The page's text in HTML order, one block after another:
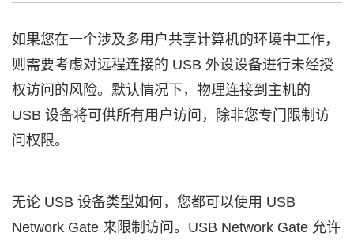
如果您在一个涉及多用户共享计算机的环境中工作，
则需要考虑对远程连接的 USB 外设设备进行未经授
权访问的风险。默认情况下，物理连接到主机的
USB 设备将可供所有用户访问，除非您专门限制访
问权限。
无论 USB 设备类型如何，您都可以使用 USB
Network Gate 来限制访问。USB Network Gate 允许